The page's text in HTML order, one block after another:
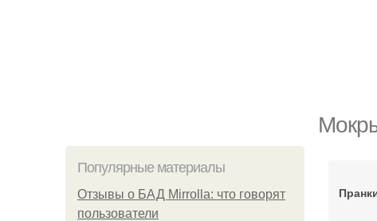
Популярные материалы
Отзывы о БАД Mirrolla: что говорят
пользователи